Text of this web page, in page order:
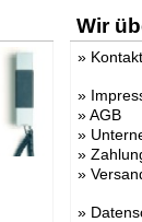
serralunga 1825
»
euro3plast
»OpinionCIATTI
Stadler Form
Blomus
»keilbach design
»Atmosphere
AKARI-Design
Wir
» Kontakt
»
»AGB
»
»
»
»